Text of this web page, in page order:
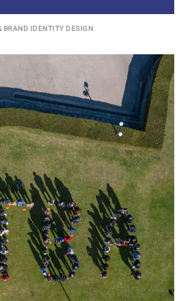
BRAND IDENTITY DESIGN